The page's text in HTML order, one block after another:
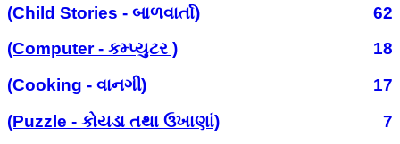
(Child Stories - બાળવાર્તા)
62
(Computer - કમ્પ્યુટર )
18
(Cooking - વાનગી)
17
(Puzzle - કોયડા તથા ઉખાણાં)
7